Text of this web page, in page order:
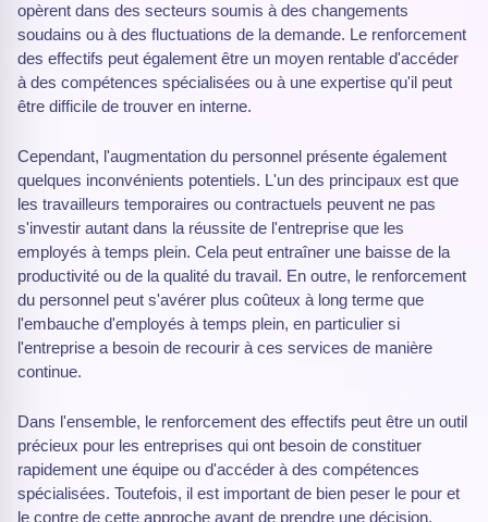
opèrent dans des secteurs soumis à des changements
soudains ou à des fluctuations de la demande. Le renforcement
des effectifs peut également être un moyen rentable d'accéder
à des compétences spécialisées ou à une expertise qu'il peut
être difficile de trouver en interne.
Cependant, l'augmentation du personnel présente également
quelques inconvénients potentiels. L'un des principaux est que
les travailleurs temporaires ou contractuels peuvent ne pas
s'investir autant dans la réussite de l'entreprise que les
employés à temps plein. Cela peut entraîner une baisse de la
productivité ou de la qualité du travail. En outre, le renforcement
du personnel peut s'avérer plus coûteux à long terme que
l'embauche d'employés à temps plein, en particulier si
l'entreprise a besoin de recourir à ces services de manière
continue.
Dans l'ensemble, le renforcement des effectifs peut être un outil
précieux pour les entreprises qui ont besoin de constituer
rapidement une équipe ou d'accéder à des compétences
spécialisées. Toutefois, il est important de bien peser le pour et
le contre de cette approche avant de prendre une décision.